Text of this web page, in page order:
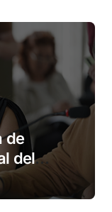
de
del
a
20 años